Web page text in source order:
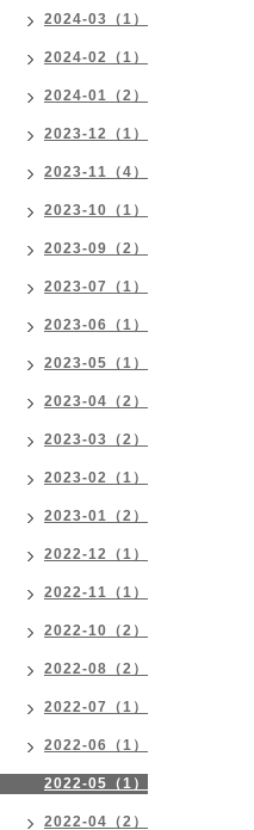
2024-03（1）
2024-02（1）
2024-01（2）
2023-12（1）
2023-11（4）
2023-10（1）
2023-09（2）
2023-07（1）
2023-06（1）
2023-05（1）
2023-04（2）
2023-03（2）
2023-02（1）
2023-01（2）
2022-12（1）
2022-11（1）
2022-10（2）
2022-08（2）
2022-07（1）
2022-06（1）
2022-05（1）
2022-04（2）